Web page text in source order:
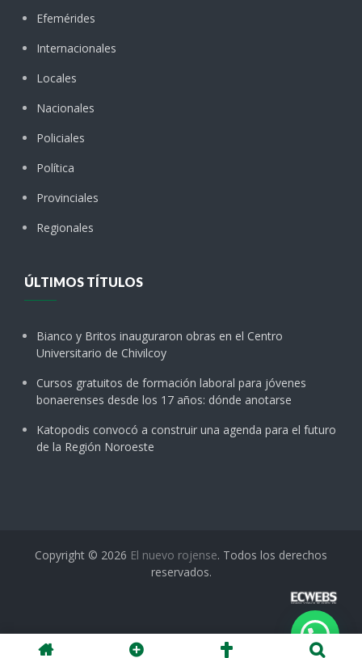
Efemérides
Internacionales
Locales
Nacionales
Policiales
Política
Provinciales
Regionales
ÚLTIMOS TÍTULOS
Bianco y Britos inauguraron obras en el Centro
Universitario de Chivilcoy
Cursos gratuitos de formación laboral para jóvenes
bonaerenses desde los 17 años: dónde anotarse
Katopodis convocó a construir una agenda para el futuro
de la Región Noroeste
Copyright © 2026 El nuevo rojense. Todos los derechos
reservados.